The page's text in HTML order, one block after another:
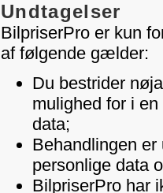
Undtagelser
BilpriserPro er kun
af følgende gælder:
Du bestrider
mulighed for i
data;
Behandlingen
personlige data
BilpriserPro har